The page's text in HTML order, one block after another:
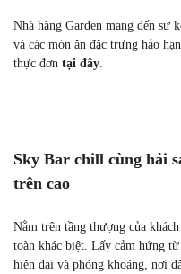
Nhà hàng Garden mang đến sự
và các món ăn đặc trưng hảo
thực đơn tại đây.
Sky Bar chill cùng hải
trên cao
Nằm trên tầng thượng của
toàn khác biệt. Lấy cảm hứng
hiện đại và phóng khoáng, nơi